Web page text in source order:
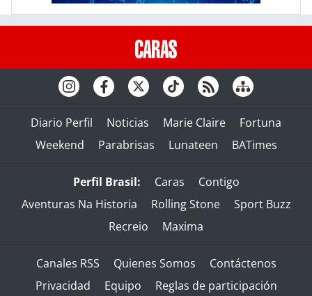
Diario Perfil Noticias Marie Claire
Fortuna
Weekend
Parabrisas Lunateen BATimes
Perfil Brasil: Caras
Contigo
Aventuras Na Historia
Rolling Stone
Sport Buzz
Recreio
Maxima
Canales RSS Quienes Somos
Contáctenos
Privacidad
Equipo Reglas de participación